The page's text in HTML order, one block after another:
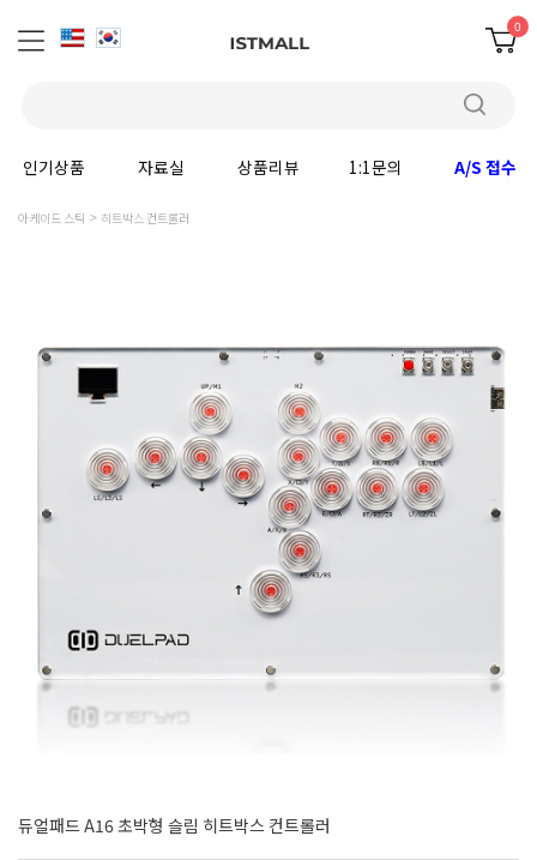
0
인기상품 자료실 상품리뷰 1:1문의 A/S 접수
아케이드 스틱 히트박스 컨트롤러
듀얼패드 A16 초박형 슬림 히트박스 컨트롤러